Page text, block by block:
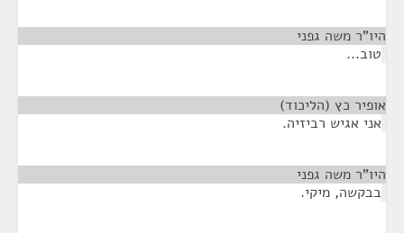
היו"ר משה גפני
טוב...
אופיר כץ (הליכוד)
אני אגיש רביזיה.
היו"ר משה גפני
בבקשה, מיקי.